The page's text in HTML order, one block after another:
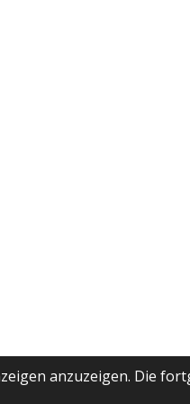
anzuzeigen. Die